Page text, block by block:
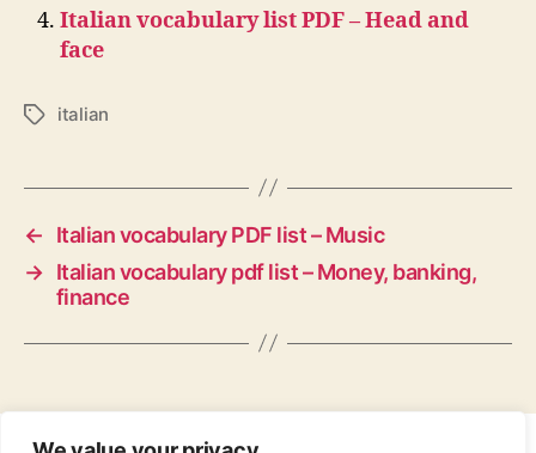
Italian vocabulary list PDF – Head and
face
Tagsitalian
←
Italian vocabulary PDF list – Music
→ Italian vocabulary pdf list – Money, banking,
finance